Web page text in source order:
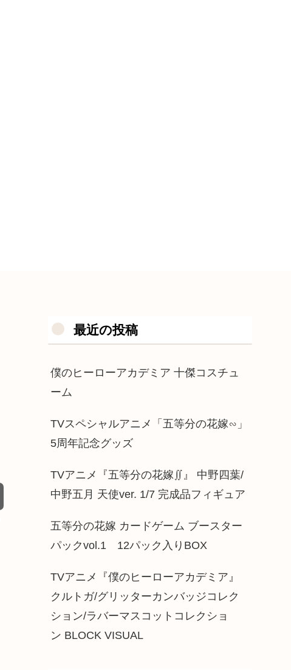
最近の投稿
僕のヒーローアカデミア 十傑コスチュ
ーム
TVスペシャルアニメ「五等分の花嫁∽」
5周年記念グッズ
TVアニメ『五等分の花嫁∬』 中野四葉/
中野五月 天使ver. 1/7 完成品フィギュア
五等分の花嫁 カードゲーム ブースター
パックvol.1 12パック入りBOX
TVアニメ『僕のヒーローアカデミア』
クルトガ/グリッターカンバッジコレク
ション/ラバーマスコットコレクショ
ン BLOCK VISUAL